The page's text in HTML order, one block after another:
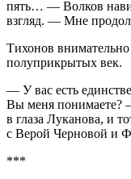
пять… — Волков
взгляд. — Мне
Тихонов
полуприкрытых век.
— У вас есть
Вы меня понимаете?
в глаза Луканова, и
с Верой Черновой и
***